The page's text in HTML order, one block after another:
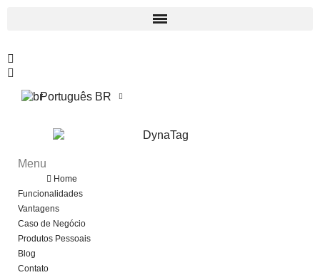
Português BR
Menu
Home
Funcionalidades
Vantagens
Caso de Negócio
Produtos Pessoais
Blog
Contato